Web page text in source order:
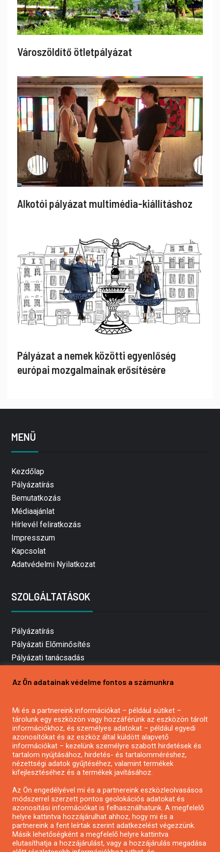
Városzöldítő ötletpályázat
Alkotói pályázat multimédia-kiállításhoz
Pályázat a nemek közötti egyenlőség
európai mozgalmainak erősítésére
MENÜ
Kezdőlap
Pályázatírás
Bemutatkozás
Médiaajánlat
Hírlevél feliratkozás
Impresszum
Kapcsolat
Adatvédelmi Nyilatkozat
SZOLGÁLTATÁSOK
Pályázatírás
Pályázati Előminősítés
Pályázati tanácsadás
Mezőgazdasági pályázatírás
Pályázatírás civil szervezeteknek
Pályázatírás önkormányzatoknak
Pályázatfigyelés
Specifikus pályázatfigyelés vagy hírlevél
Pályázatok magánszemélyeknek
Pályázatok civil szervezeteknek
Pályázatok vállalkozásoknak
Az Ön adatainak védelme fontos a számunkra
Mi és a partnereink információkat – például sütiket –
tárolunk egy eszközön vagy hozzáférünk az eszközön tárolt
információkhoz, és személyes adatokat – például egyedi
azonosítókat és az eszköz által küldött alapvető
információkat – kezelünk személyre szabott hirdetések és
tartalom nyújtásához, hirdetés- és tartalomméréshez,
nézettségi adatok gyűjtéséhez, valamint termékek
kifejlesztéséhez és a termékek javításához.
Az Ön engedélyével mi és a partnereink eszközleolvasásos
módszerrel szerzett pontos geolokációs adatokat és
azonosítási információkat is felhasználhatunk. A megfelelő
helyre kattintva hozzájárulhat ahhoz, hogy mi és a
partnereink a fent leírtak szerint adatkezelést végezzünk.
Másik lehetőségként a megfelelő helyre kattintva
elutasíthatja a hozzájárulást, vagy a hozzájárulás megadása